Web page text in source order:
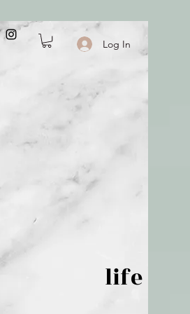
Log In
life